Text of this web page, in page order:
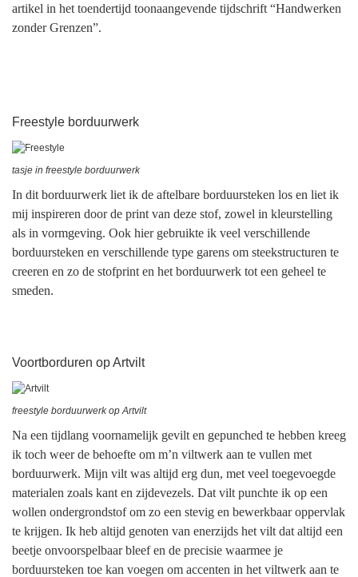
artikel in het toendertijd toonaangevende tijdschrift “Handwerken
zonder Grenzen”.
Freestyle borduurwerk
tasje in freestyle borduurwerk
In dit borduurwerk liet ik de aftelbare borduursteken los en liet ik
mij inspireren door de print van deze stof, zowel in kleurstelling
als in vormgeving. Ook hier gebruikte ik veel verschillende
borduursteken en verschillende type garens om steekstructuren te
creeren en zo de stofprint en het borduurwerk tot een geheel te
smeden.
Voortborduren op Artvilt
freestyle borduurwerk op Artvilt
Na een tijdlang voornamelijk gevilt en gepunched te hebben kreeg
ik toch weer de behoefte om m’n viltwerk aan te vullen met
borduurwerk. Mijn vilt was altijd erg dun, met veel toegevoegde
materialen zoals kant en zijdevezels. Dat vilt punchte ik op een
wollen ondergrondstof om zo een stevig en bewerkbaar oppervlak
te krijgen. Ik heb altijd genoten van enerzijds het vilt dat altijd een
beetje onvoorspelbaar bleef en de precisie waarmee je
borduursteken toe kan voegen om accenten in het viltwerk aan te